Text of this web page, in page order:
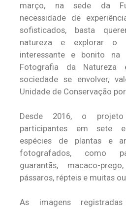
março, na sede da
necessidade de
sofisticados, basta
natureza e explorar
interessante e bonito na
Fotografia da
sociedade se envolver,
Unidade de Conservação
Desde 2016, o
participantes em sete
espécies de plantas e
fotografados, como
guarantãs, macaco-
pássaros, répteis e muitas
As imagens